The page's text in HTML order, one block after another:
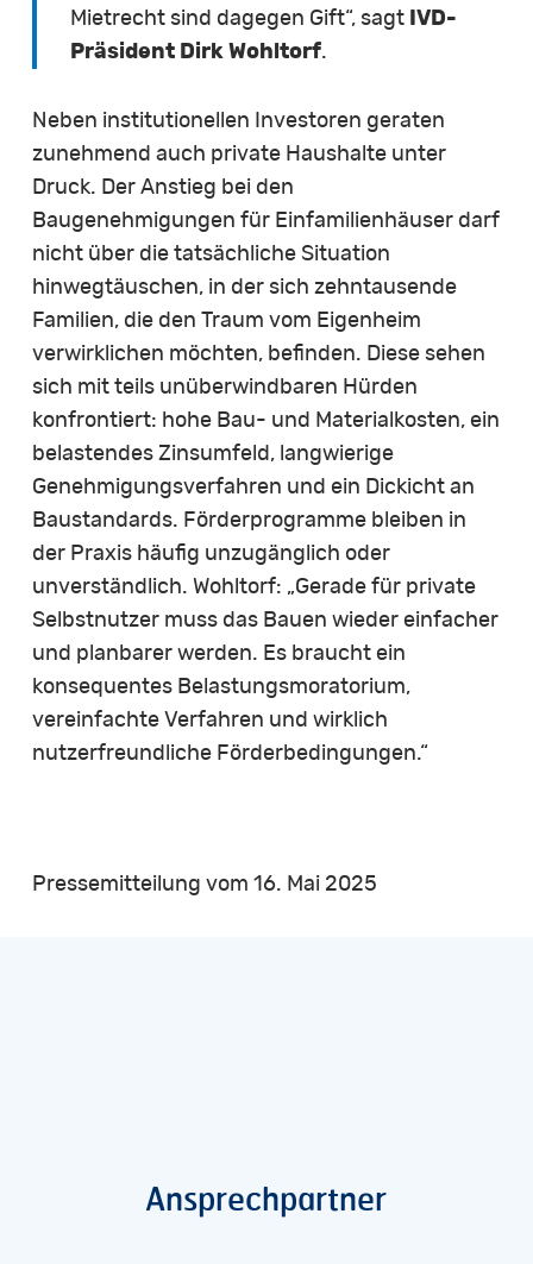
Mietrecht sind dagegen Gift“, sagt IVD-
Präsident Dirk Wohltorf.
Neben institutionellen Investoren geraten
zunehmend auch private Haushalte unter
Druck. Der Anstieg bei den
Baugenehmigungen für Einfamilienhäuser darf
nicht über die tatsächliche Situation
hinwegtäuschen, in der sich zehntausende
Familien, die den Traum vom Eigenheim
verwirklichen möchten, befinden. Diese sehen
sich mit teils unüberwindbaren Hürden
konfrontiert: hohe Bau- und Materialkosten, ein
belastendes Zinsumfeld, langwierige
Genehmigungsverfahren und ein Dickicht an
Baustandards. Förderprogramme bleiben in
der Praxis häufig unzugänglich oder
unverständlich. Wohltorf: „Gerade für private
Selbstnutzer muss das Bauen wieder einfacher
und planbarer werden. Es braucht ein
konsequentes Belastungsmoratorium,
vereinfachte Verfahren und wirklich
nutzerfreundliche Förderbedingungen.“
Pressemitteilung vom 16. Mai 2025
Ansprechpartner